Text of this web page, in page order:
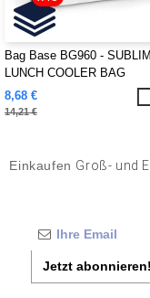
Bag Base BG960 -
LUNCH COOLER BAG
8,68 €
14,21 €
Einkaufen Groß- und
Jetzt abonnieren!